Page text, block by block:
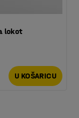
lokot
U KOŠARICU